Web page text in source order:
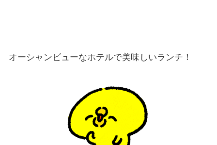
オーシャンビューなホテルで美味しいランチ！